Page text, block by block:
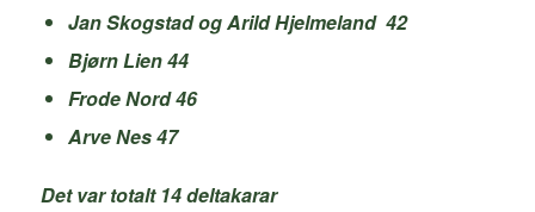
Jan Skogstad og Arild Hjelmeland 42
Bjørn Lien 44
Frode Nord 46
Arve Nes 47
Det var totalt 14 deltakarar